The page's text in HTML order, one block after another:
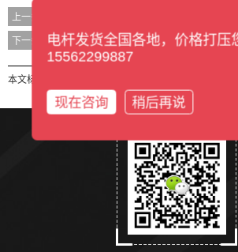
上一条
下一条 台江水泥电线杆施工
本文标签：
电杆发货全国各地，价格打压
15562299887
现在咨询 稍后再说